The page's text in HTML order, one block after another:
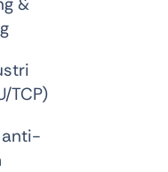
TCP)
anti-